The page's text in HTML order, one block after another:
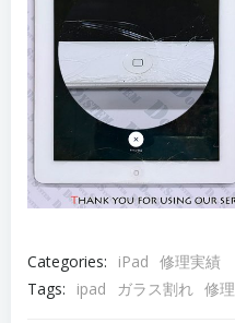
Categories: iPad 修理実績
Tags:
ipad ガラス割れ 修理